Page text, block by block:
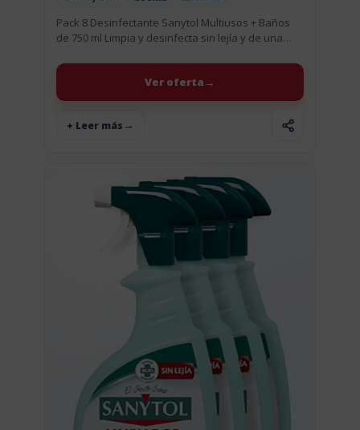
Pack 8 Desinfectante Sanytol Multiusos + Baños
de 750 ml Limpia y desinfecta sin lejía y de una
+ Leer más
Ver oferta